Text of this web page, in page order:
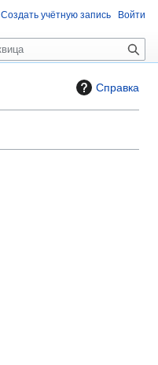
Справка
Создать учётную запись Войти